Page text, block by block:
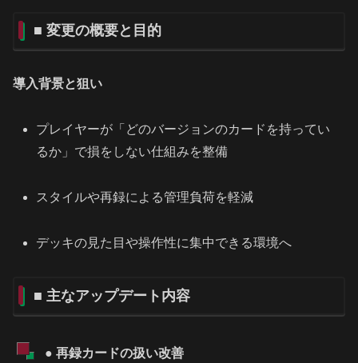
■ 変更の概要と目的
導入背景と狙い
プレイヤーが「どのバージョンのカードを持ってい
るか」で損をしない仕組みを整備
スタイルや再録による管理負荷を軽減
デッキの見た目や操作性に集中できる環境へ
■ 主なアップデート内容
● 再録カードの扱い改善